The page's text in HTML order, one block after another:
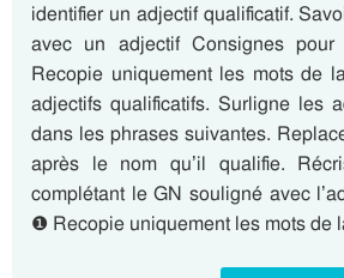
identifier un adjectif qualificatif.
avec un adjectif Consignes
Recopie uniquement les mots de
adjectifs qualificatifs. Surligne les
dans les phrases suivantes.
après le nom qu’il qualifie.
complétant le GN souligné avec
❶ Recopie uniquement les mots de